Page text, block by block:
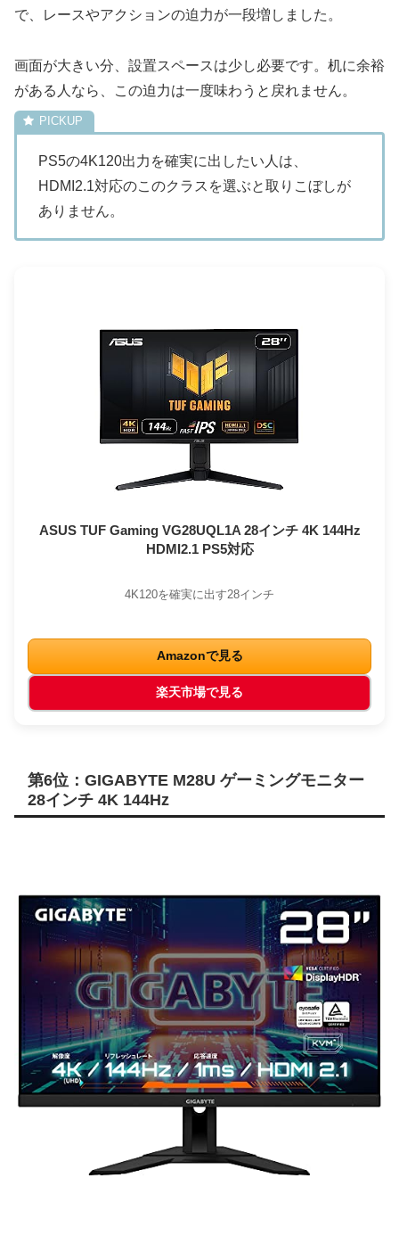
で、レースやアクションの迫力が一段増しました。
画面が大きい分、設置スペースは少し必要です。机に余裕
がある人なら、この迫力は一度味わうと戻れません。
PS5の4K120出力を確実に出したい人は、
HDMI2.1対応のこのクラスを選ぶと取りこぼしが
ありません。
ASUS TUF Gaming VG28UQL1A 28インチ 4K 144Hz
HDMI2.1 PS5対応
4K120を確実に出す28インチ
Amazonで見る
楽天市場で見る
第6位：GIGABYTE M28U ゲーミングモニター
28インチ 4K 144Hz